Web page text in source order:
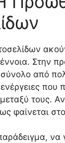
Στην
από
που
τους. Αν
φαίνεται